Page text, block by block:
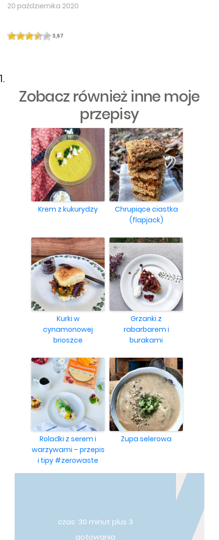
20 października 2020
3,67
Zobacz również inne moje
przepisy
Krem z kukurydzy
Chrupiące ciastka
(flapjack)
Kurki w
cynamonowej
brioszce
Grzanki z
rabarbarem i
burakami
Roladki z serem i
warzywami – przepis
i tipy #zerowaste
Zupa selerowa
czas: 30 minut plus 3
gotowania